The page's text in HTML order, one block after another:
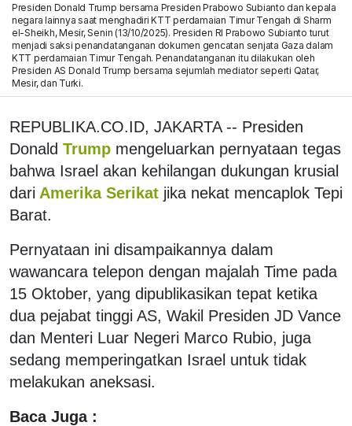
Presiden Donald Trump bersama Presiden Prabowo Subianto dan kepala
negara lainnya saat menghadiri KTT perdamaian Timur Tengah di Sharm
el-Sheikh, Mesir, Senin (13/10/2025). Presiden RI Prabowo Subianto turut
menjadi saksi penandatanganan dokumen gencatan senjata Gaza dalam
KTT perdamaian Timur Tengah. Penandatanganan itu dilakukan oleh
Presiden AS Donald Trump bersama sejumlah mediator seperti Qatar,
Mesir, dan Turki.
REPUBLIKA.CO.ID, JAKARTA -- Presiden
Donald Trump mengeluarkan pernyataan tegas
bahwa Israel akan kehilangan dukungan krusial
dari Amerika Serikat jika nekat mencaplok Tepi
Barat.
Pernyataan ini disampaikannya dalam
wawancara telepon dengan majalah Time pada
15 Oktober, yang dipublikasikan tepat ketika
dua pejabat tinggi AS, Wakil Presiden JD Vance
dan Menteri Luar Negeri Marco Rubio, juga
sedang memperingatkan Israel untuk tidak
melakukan aneksasi.
Baca Juga :